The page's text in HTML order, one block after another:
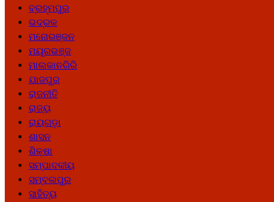
ବ୍ରହ୍ମପୁର
ଭଦ୍ରକ
ମନୋରଞ୍ଜନ
ମୟୂରଭଞ୍ଜ
ମାଲକାନଗିରି
ଯାଜପୁର
ରାଜନୀତି
ରାଜ୍ୟ
ରାୟଗଡ଼ା
ଶାସନ
ଶିକ୍ଷା
ସମ୍ପାଦକୀୟ
ସମ୍ବଲପୁର
ସାହିତ୍ୟ